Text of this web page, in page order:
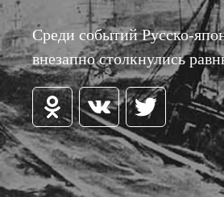
Среди событий Русско-
внезапно столкнулись